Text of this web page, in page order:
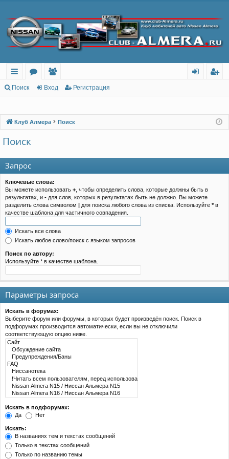
с
лк
м
ол
ов
тр
Поиск Вход Регистрация
Клуб Алмера Поиск
Поиск
Запрос
Ключевые слова:
Вы можете использовать + , чтобы определить слова, которые должны быть в
результатах, и - для слов, которых в результатах быть не должно. Вы можете
разделить слова символом | для поиска любого слова из списка. Используйте *в
качестве шаблона для частичного совпадения.
Искать все слова
Искать любое слово/поиск с языком запросов
Поиск по автору:
Используйте * в качестве шаблона.
Параметры запроса
Искать в форумах:
Выберите форум или форумы, в которых будет произведён поиск. Поиск в
подфорумах производится автоматически, если вы не отключили
соответствующую опцию ниже.
Искать в подфорумах:
Да
Нет
Искать:
В названиях тем и текстах сообщений
Только в текстах сообщений
Только по названию темы